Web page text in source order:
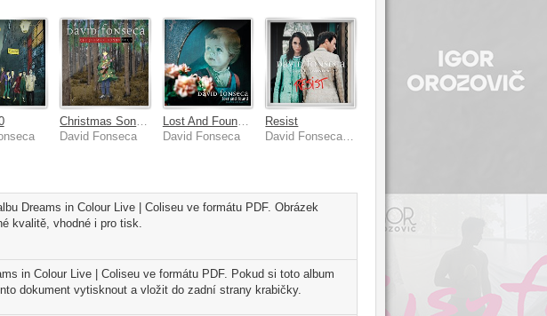
David Fonseca
Lost And Found - B-Sides And Rarities
David Fonseca
Resist
Dreams in Colour Live | Coliseu ve formátu PDF. Obrázek
kvalitě, vhodné i pro tisk.
in Colour Live | Coliseu ve formátu PDF. Pokud si toto album
dokument vytisknout a vložit do zadní strany krabičky.